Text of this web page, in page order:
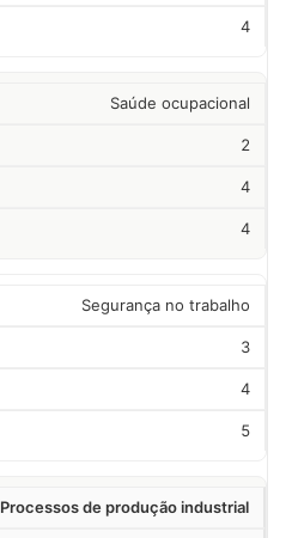
4
Saúde ocupacional
2
4
4
Segurança no trabalho
3
4
5
Processos de produção industrial